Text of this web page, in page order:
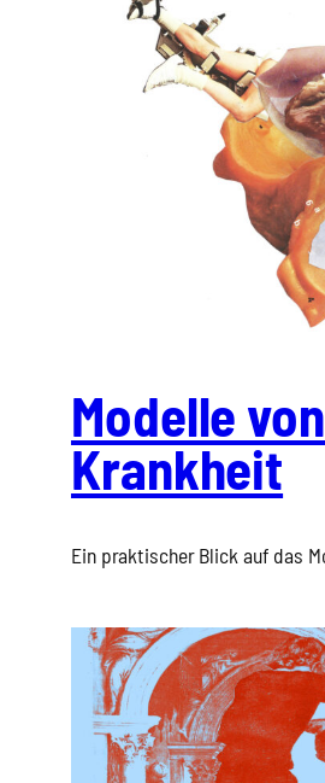
Model­le
Krank­heit
Ein prak­ti­scher Blick auf das